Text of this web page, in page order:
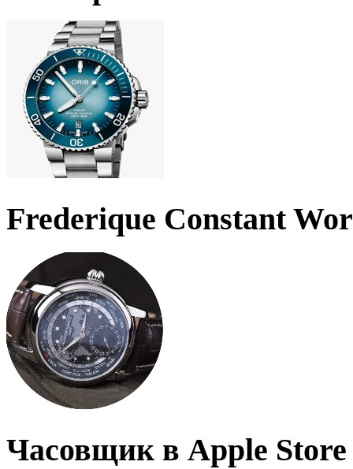
Frederique Constant
Часовщик в Apple Store